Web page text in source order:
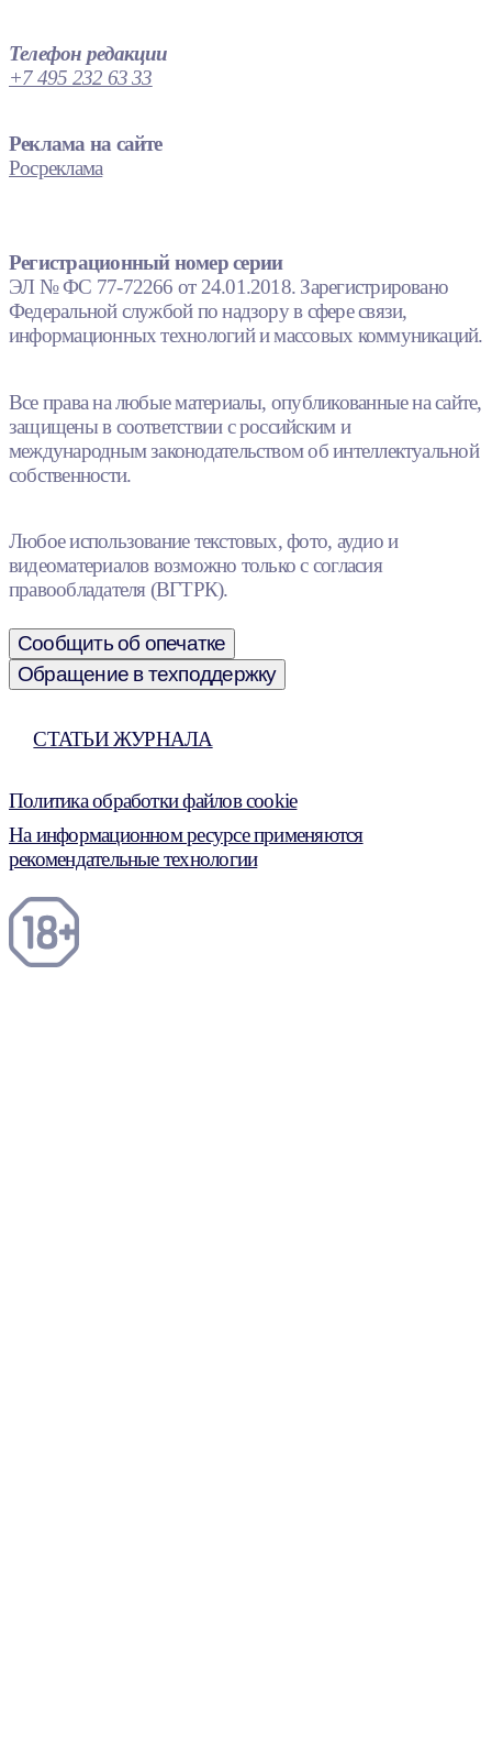
Телефон редакции
+7 495 232 63 33
Реклама на сайте
Росреклама
Регистрационный номер серии
ЭЛ № ФС 77-72266 от 24.01.2018. Зарегистрировано
Федеральной службой по надзору в сфере связи,
информационных технологий и массовых коммуникаций.
Все права на любые материалы, опубликованные на сайте,
защищены в соответствии с российским и
международным законодательством об интеллектуальной
собственности.
Любое использование текстовых, фото, аудио и
видеоматериалов возможно только с согласия
правообладателя (ВГТРК).
Сообщить об опечатке
Обращение в техподдержку
СТАТЬИ ЖУРНАЛА
Политика обработки файлов cookie
На информационном ресурсе применяются
рекомендательные технологии